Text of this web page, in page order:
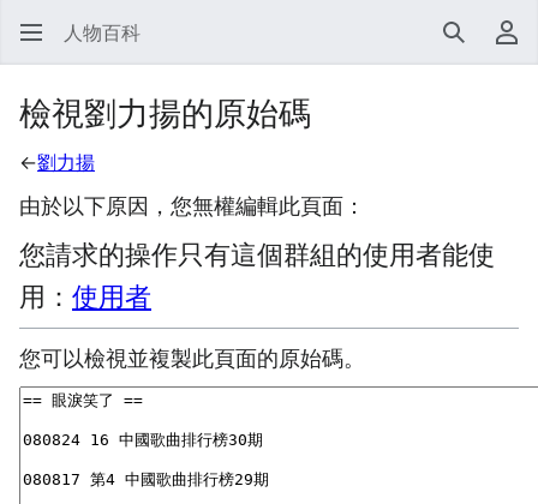
人物百科 搜尋 使
檢視劉力揚的原始碼
←劉力揚
由於以下原因，您無權編輯此頁面：
您請求的操作只有這個群組的使用者能使
用： 使用者
您可以檢視並複製此頁面的原始碼。